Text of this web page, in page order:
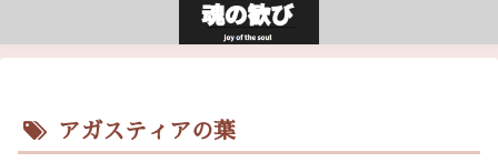
アガスティアの葉